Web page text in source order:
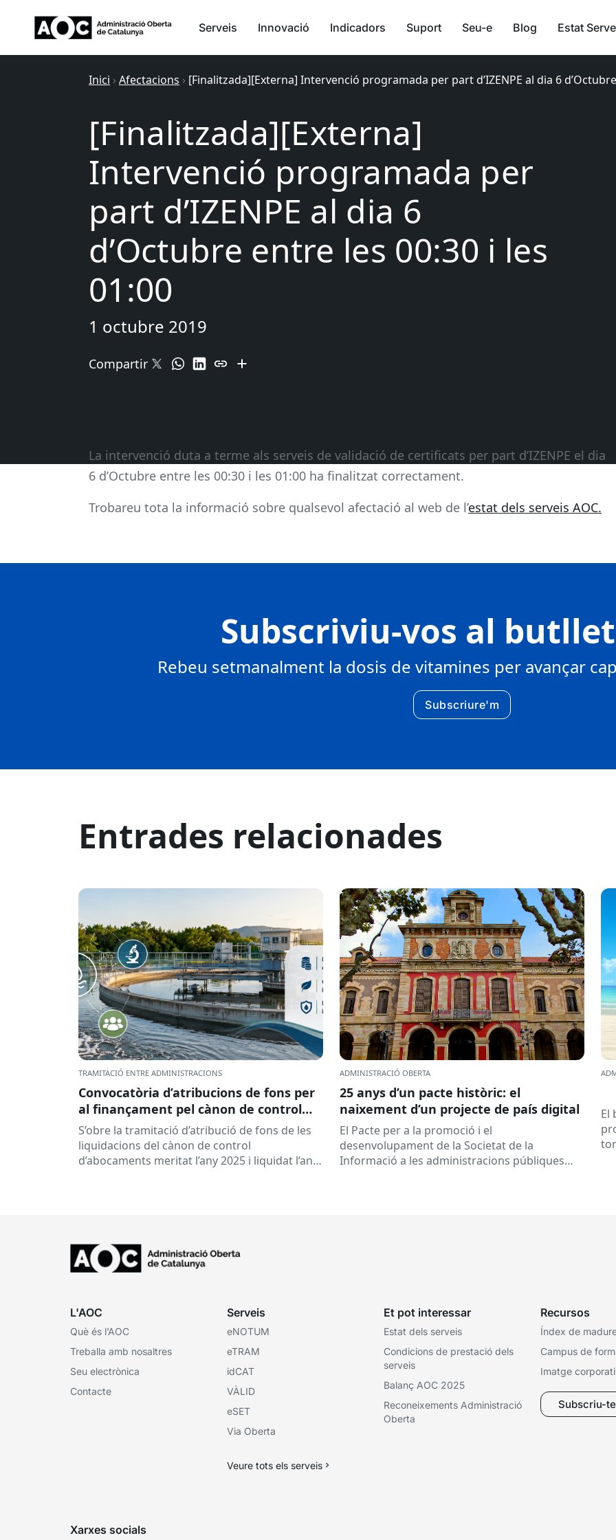
Serveis Innovació Indicadors Suport Seu-e Blog Estat
Inici › Afectacions › [Finalitzada][Externa] Intervenció programada per part d’IZENPE al dia 6
[Finalitzada][Externa]
Intervenció programada per
part d’IZENPE al dia 6
d’Octubre entre les 00:30 i les
01:00
1 octubre 2019
Compartir
La intervenció duta a terme als serveis de validació de certificats per part d’IZENPE el dia
6 d’Octubre entre les 00:30 i les 01:00 ha finalitzat correctament.
Trobareu tota la informació sobre qualsevol afectació al web de l’estat dels serveis AOC.
Subscriviu-vos al
Rebeu setmanalment la dosis de vitamines per avançar
Subscriure'm
Entrades relacionades
TRAMITACIÓ ENTRE ADMINISTRACIONS
Convocatòria d’atribucions de fons per
al finançament pel cànon de control
d’abocaments meritat l’any 2025 i
liquidat l’any 2026
S’obre la tramitació d’atribució de fons de les
liquidacions del cànon de control
d’abocaments meritat l’any 2025 i liquidat l’any
ADMINISTRACIÓ OBERTA
25 anys d’un pacte històric: el
naixement d’un projecte de país digital
El Pacte per a la promoció i el
desenvolupament de la Societat de la
Informació a les administracions públiques
El
L'AOC
Què és l’AOC
Treballa amb nosaltres
Seu electrònica
Contacte
Serveis
eNOTUM
eTRAM
idCAT
VÀLID
eSET
Via Oberta
Veure tots els serveis
Et pot interessar
Estat dels serveis
Condicions de prestació dels
serveis
Balanç AOC 2025
Reconeixements Administració
Oberta
Recursos
Índex de
Campus de
Imatge
Subscriu-
Xarxes socials